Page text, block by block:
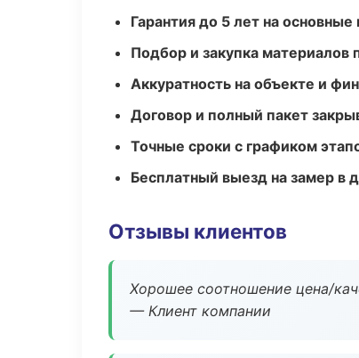
Гарантия до 5 лет на
Подбор и закупка
Аккуратность на объекте и
Договор и полный пакет
Точные сроки с графиком
Бесплатный выезд на замер в
Отзывы клиентов
Хорошее соотношение цена/
— Клиент компании